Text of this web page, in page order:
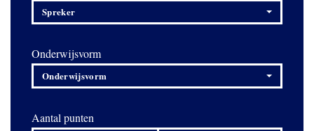
Spreker
Onderwijsvorm
Onderwijsvorm
Aantal punten